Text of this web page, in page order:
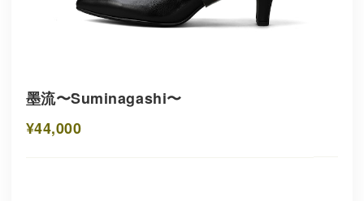
墨流〜Suminagashi〜
¥44,000